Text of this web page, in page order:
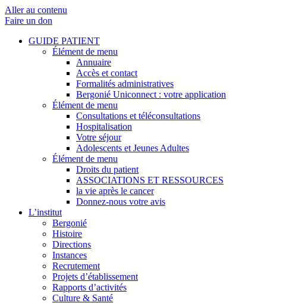
Aller au contenu
Faire un don
GUIDE PATIENT
Élément de menu
Annuaire
Accès et contact
Formalités administratives
Bergonié Uniconnect : votre application
Élément de menu
Consultations et téléconsultations
Hospitalisation
Votre séjour
Adolescents et Jeunes Adultes
Élément de menu
Droits du patient
ASSOCIATIONS ET RESSOURCES
la vie après le cancer
Donnez-nous votre avis
L’institut
Bergonié
Histoire
Directions
Instances
Recrutement
Projets d’établissement
Rapports d’activités
Culture & Santé